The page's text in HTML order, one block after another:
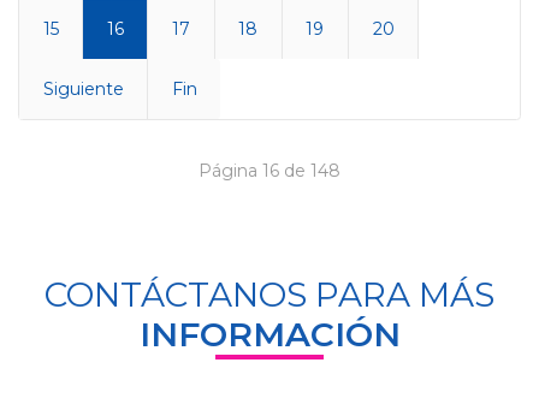
15 16 17 18 19 20
Siguiente Fin
Página 16 de 148
CONTÁCTANOS PARA MÁS
INFORMACIÓN